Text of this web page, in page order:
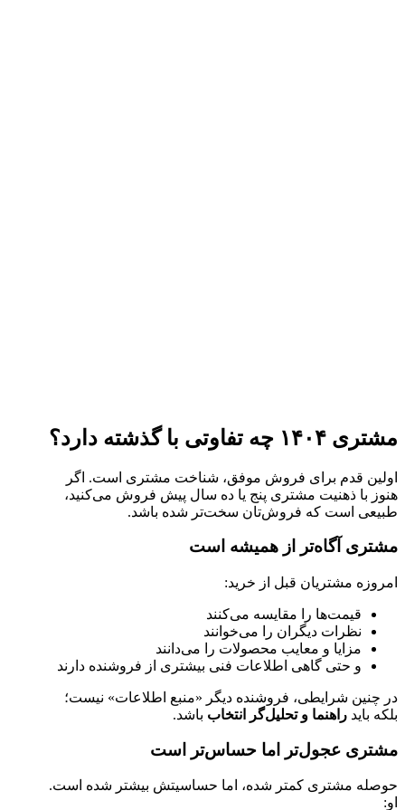
مشتری ۱۴۰۴ چه تفاوتی با گذشته دارد؟
اولین قدم برای فروش موفق، شناخت مشتری است. اگر
هنوز با ذهنیت مشتری پنج یا ده سال پیش فروش می‌کنید،
طبیعی است که فروش‌تان سخت‌تر شده باشد.
مشتری آگاه‌تر از همیشه است
امروزه مشتریان قبل از خرید:
قیمت‌ها را مقایسه می‌کنند
نظرات دیگران را می‌خوانند
مزایا و معایب محصولات را می‌دانند
و حتی گاهی اطلاعات فنی بیشتری از فروشنده دارند
در چنین شرایطی، فروشنده دیگر «منبع اطلاعات» نیست؛
بلکه باید راهنما و تحلیل‌گر انتخاب باشد.
مشتری عجول‌تر اما حساس‌تر است
حوصله مشتری کمتر شده، اما حساسیتش بیشتر شده است.
او: